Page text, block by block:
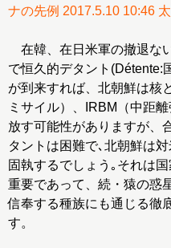
ナの先例 2017.5.10 10:46
在韓、在日米軍の撤退な
で恒久的デタント(Détente:
が到来すれば、北朝鮮は核
ミサイル）、IRBM（中距
放す可能性がありますが、
タントは困難で､北朝鮮は
固執するでしょう｡それは
重要であって、続・猿の惑
信奉する種族にも通じる徹
す。